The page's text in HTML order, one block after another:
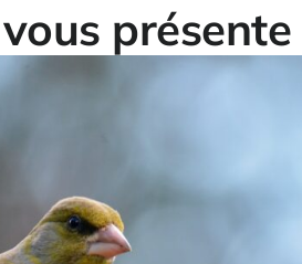
présente